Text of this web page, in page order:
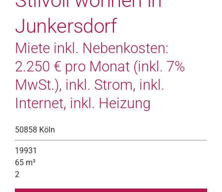
Junkersdorf
Miete inkl. Nebenkosten:
2.250 € pro Monat (inkl. 7%
MwSt.), inkl. Strom, inkl.
Internet, inkl. Heizung
50858 Köln
19931
65 m²
2